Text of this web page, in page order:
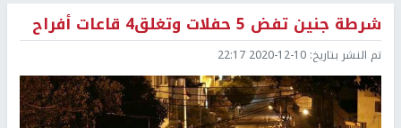
شرطة جنين تفض 5 حفلات وتغلق4 قاعات أفراح
تم النشر بتاريخ: 2020-12-10 22:17